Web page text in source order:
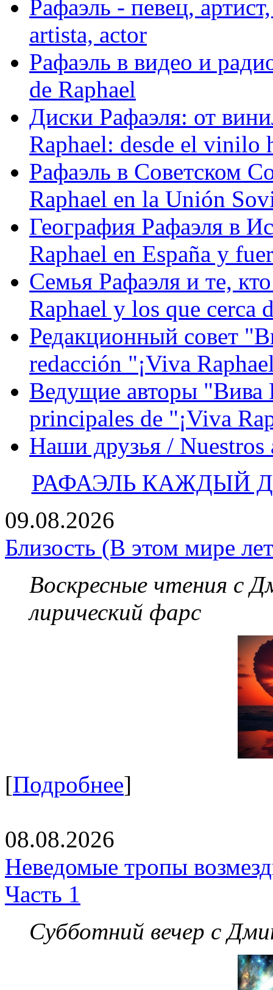
Рафаэль - певец,
artista, actor
Рафаэль в видео и
de Raphael
Диски Рафаэля: от
Raphael: desde el vinilo
Рафаэль в Советском
Raphael en la Unión
География Рафаэля в
Raphael en España y
Семья Рафаэля и те,
Raphael y los que cerca
Редакционный совет
redacción "¡Viva
Ведущие авторы "Вива
principales de "¡Viva
Наши друзья / Nuestros
РАФАЭЛЬ КАЖДЫЙ
09.08.2026
Близость (В этом мире
Воскресные чтения с
лирический фарс
[Подробнее]
08.08.2026
Неведомые тропы
Часть 1
Субботний вечер с